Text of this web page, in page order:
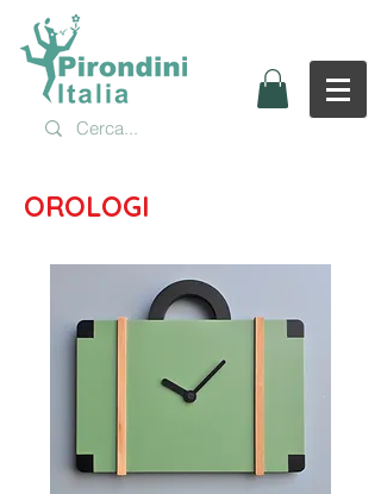
OROLOGI